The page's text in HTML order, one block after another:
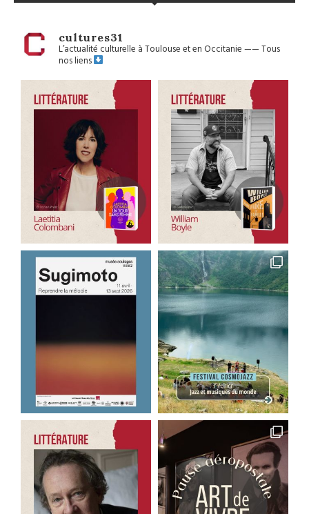
cultures31
L’actualité culturelle à Toulouse et en Occitanie——Tous
nos liens